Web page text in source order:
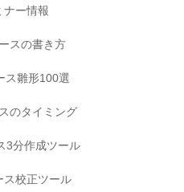
ナー情報
スの書き方
ス雛形100選
のタイミング
3分作成ツール
ス校正ツール